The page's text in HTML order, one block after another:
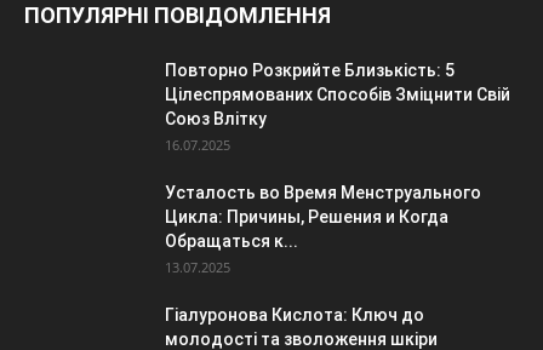
ПОПУЛЯРНІ ПОВІДОМЛЕННЯ
Повторно Розкрийте Близькість: 5
Цілеспрямованих Способів Зміцнити Свій
Союз Влітку
16.07.2025
Усталость во Время Менструального
Цикла: Причины, Решения и Когда
Обращаться к...
13.07.2025
Гіалуронова Кислота: Ключ до
молодості та зволоження шкіри